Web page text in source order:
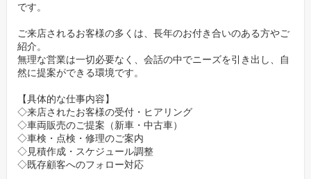
お客様から信頼されている証です。
地域密着で“顔の見える仕事”
お客様の多くは地元の方で、親子2代・3代と続くお付き合いも珍
しくありません。
「またお願いね」と言っていただける仕事だからこそ、やりがい
を感じられます。
です。
ご来店されるお客様の多くは、長年のお付き合いのある方やご
紹介。
無理な営業は一切必要なく、会話の中でニーズを引き出し、自
然に提案ができる環境です。
【具体的な仕事内容】
◇来店されたお客様の受付・ヒアリング
◇車両販売のご提案（新車・中古車）
◇車検・点検・修理のご案内
◇見積作成・スケジュール調整
◇既存顧客へのフォロー対応